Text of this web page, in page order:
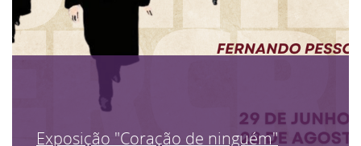
Exposição "Coração de ninguém"